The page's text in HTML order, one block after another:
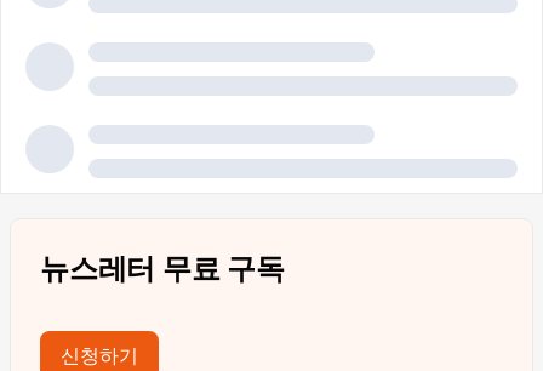
뉴스레터 무료 구독
신청하기